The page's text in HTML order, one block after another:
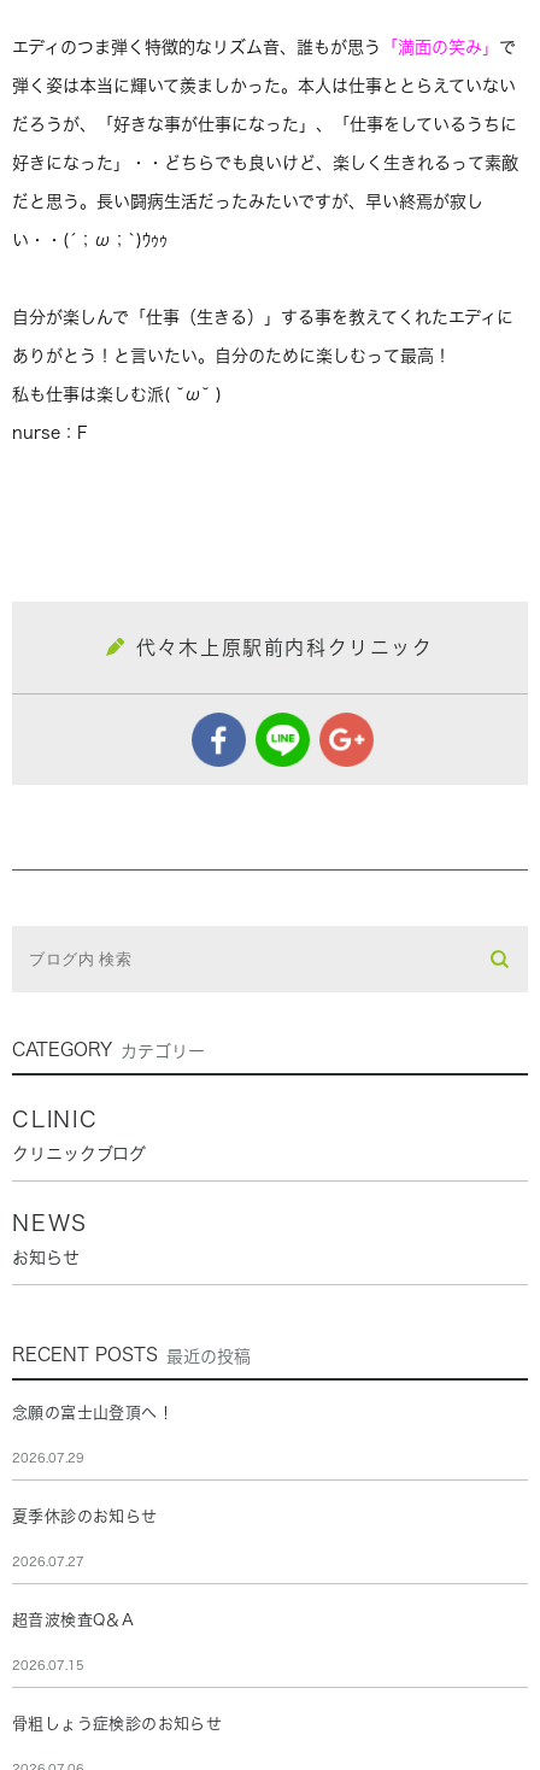
エディのつま弾く特徴的なリズム音、誰もが思う 「満面の笑み」 で
弾く姿は本当に輝いて羨ましかった。本人は仕事ととらえていない
だろうが、「好きな事が仕事になった」、「仕事をしているうちに
好きになった」・・どちらでも良いけど、楽しく生きれるって素敵
だと思う。長い闘病生活だったみたいですが、早い終焉が寂し
い・・(´；ω；`)ｳｩｩ
自分が楽しんで「仕事（生きる）」する事を教えてくれたエディに
ありがとう！と言いたい。自分のために楽しむって最高！
私も仕事は楽しむ派( ˘ω˘ )
nurse：F
代々木上原駅前内科クリニック
CATEGORY カテゴリー
CLINIC
クリニックブログ
NEWS
お知らせ
RECENT POSTS 最近の投稿
念願の富士山登頂へ！
2026.07.29
夏季休診のお知らせ
2026.07.27
超音波検査Q＆A
2026.07.15
骨粗しょう症検診のお知らせ